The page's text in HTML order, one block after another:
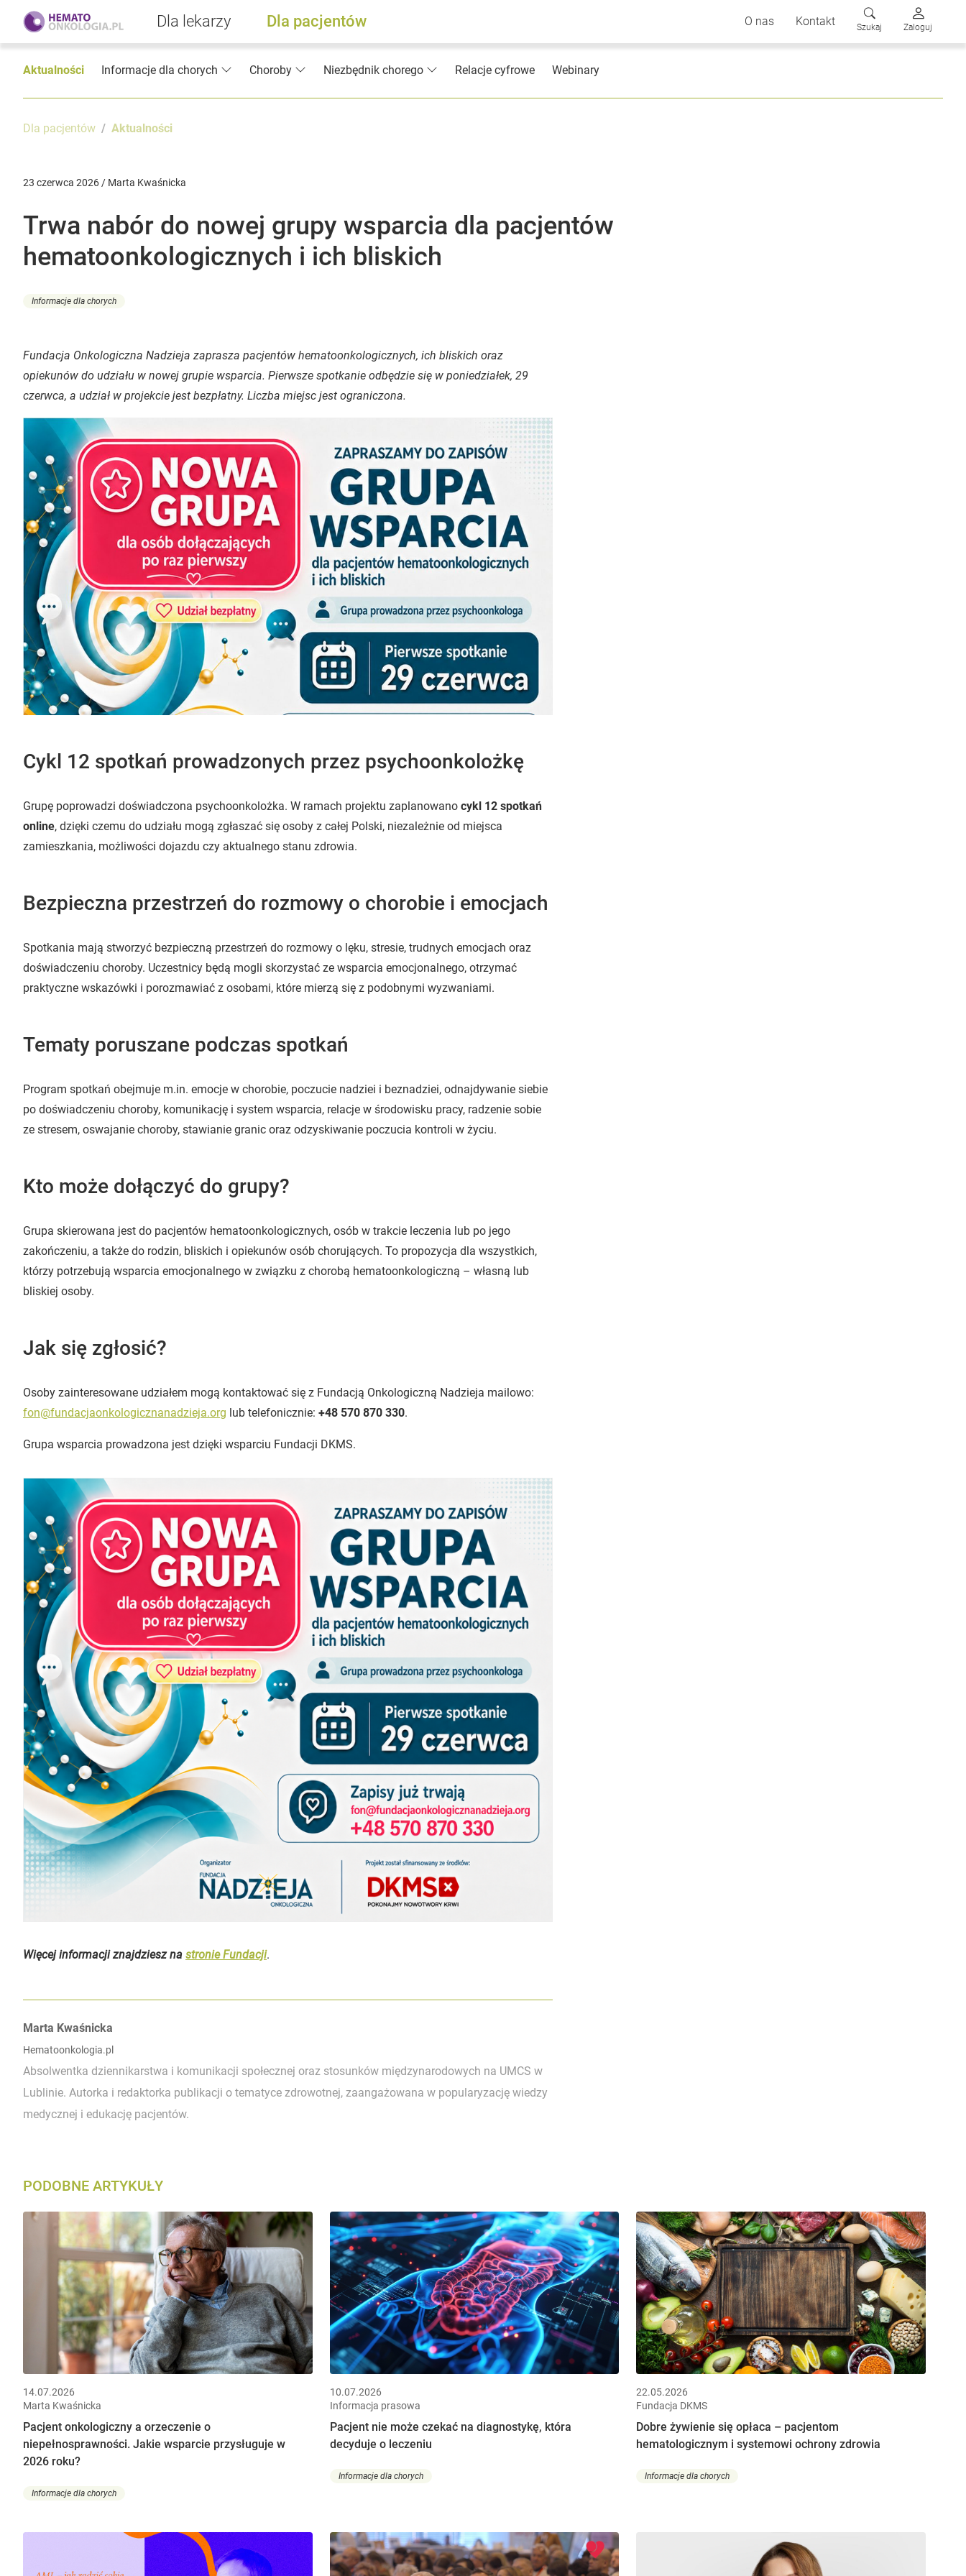
Dla lekarzy Dla pacjentów O nas Kontakt Szukaj Zaloguj
Aktualności Informacje dla chorych Choroby Niezbędnik chorego Relacje cyfrowe Webinary
Dla pacjentów Aktualności
23 czerwca 2026 / Marta Kwaśnicka
Trwa nabór do nowej grupy wsparcia dla pacjentów
hematoonkologicznych i ich bliskich
Informacje dla chorych
Fundacja Onkologiczna Nadzieja zaprasza pacjentów hematoonkologicznych, ich bliskich oraz
opiekunów do udziału w nowej grupie wsparcia. Pierwsze spotkanie odbędzie się w poniedziałek, 29
czerwca, a udział w projekcie jest bezpłatny. Liczba miejsc jest ograniczona.
Cykl 12 spotkań prowadzonych przez psychoonkolożkę
Grupę poprowadzi doświadczona psychoonkolożka. W ramach projektu zaplanowano cykl 12 spotkań
online, dzięki czemu do udziału mogą zgłaszać się osoby z całej Polski, niezależnie od miejsca
zamieszkania, możliwości dojazdu czy aktualnego stanu zdrowia.
Bezpieczna przestrzeń do rozmowy o chorobie i emocjach
Spotkania mają stworzyć bezpieczną przestrzeń do rozmowy o lęku, stresie, trudnych emocjach oraz
doświadczeniu choroby. Uczestnicy będą mogli skorzystać ze wsparcia emocjonalnego, otrzymać
praktyczne wskazówki i porozmawiać z osobami, które mierzą się z podobnymi wyzwaniami.
Tematy poruszane podczas spotkań
Program spotkań obejmuje m.in. emocje w chorobie, poczucie nadziei i beznadziei, odnajdywanie siebie
po doświadczeniu choroby, komunikację i system wsparcia, relacje w środowisku pracy, radzenie sobie
ze stresem, oswajanie choroby, stawianie granic oraz odzyskiwanie poczucia kontroli w życiu.
Kto może dołączyć do grupy?
Grupa skierowana jest do pacjentów hematoonkologicznych, osób w trakcie leczenia lub po jego
zakończeniu, a także do rodzin, bliskich i opiekunów osób chorujących. To propozycja dla wszystkich,
którzy potrzebują wsparcia emocjonalnego w związku z chorobą hematoonkologiczną – własną lub
bliskiej osoby.
Jak się zgłosić?
Osoby zainteresowane udziałem mogą kontaktować się z Fundacją Onkologiczną Nadzieja mailowo:
fon@fundacjaonkologicznanadzieja.org lub telefonicznie: +48 570 870 330.
Grupa wsparcia prowadzona jest dzięki wsparciu Fundacji DKMS.
Więcej informacji znajdziesz na stronie Fundacji.
Autorzy:
Marta Kwaśnicka
Hematoonkologia.pl
Absolwentka dziennikarstwa i komunikacji społecznej oraz stosunków międzynarodowych na UMCS w
Lublinie. Autorka i redaktorka publikacji o tematyce zdrowotnej, zaangażowana w popularyzację wiedzy
medycznej i edukację pacjentów.
PODOBNE ARTYKUŁY
14.07.2026
Marta Kwaśnicka
Pacjent onkologiczny a orzeczenie o
niepełnosprawności. Jakie wsparcie przysługuje w
2026 roku?
Informacje dla chorych
10.07.2026
Informacja prasowa
Pacjent nie może czekać na diagnostykę, która
decyduje o leczeniu
Informacje dla chorych
22.05.2026
Fundacja DKMS
Dobre żywienie się opłaca – pacjentom
hematologicznym i systemowi ochrony zdrowia
Informacje dla chorych